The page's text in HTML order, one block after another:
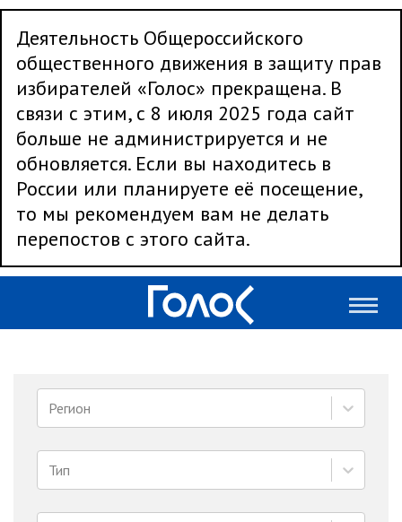
Деятельность Общероссийского
общественного движения в защиту прав
избирателей «Голос» прекращена. В
связи с этим, с 8 июля 2025 года сайт
больше не администрируется и не
обновляется. Если вы находитесь в
России или планируете её посещение,
то мы рекомендуем вам не делать
перепостов с этого сайта.
Регион
Тип